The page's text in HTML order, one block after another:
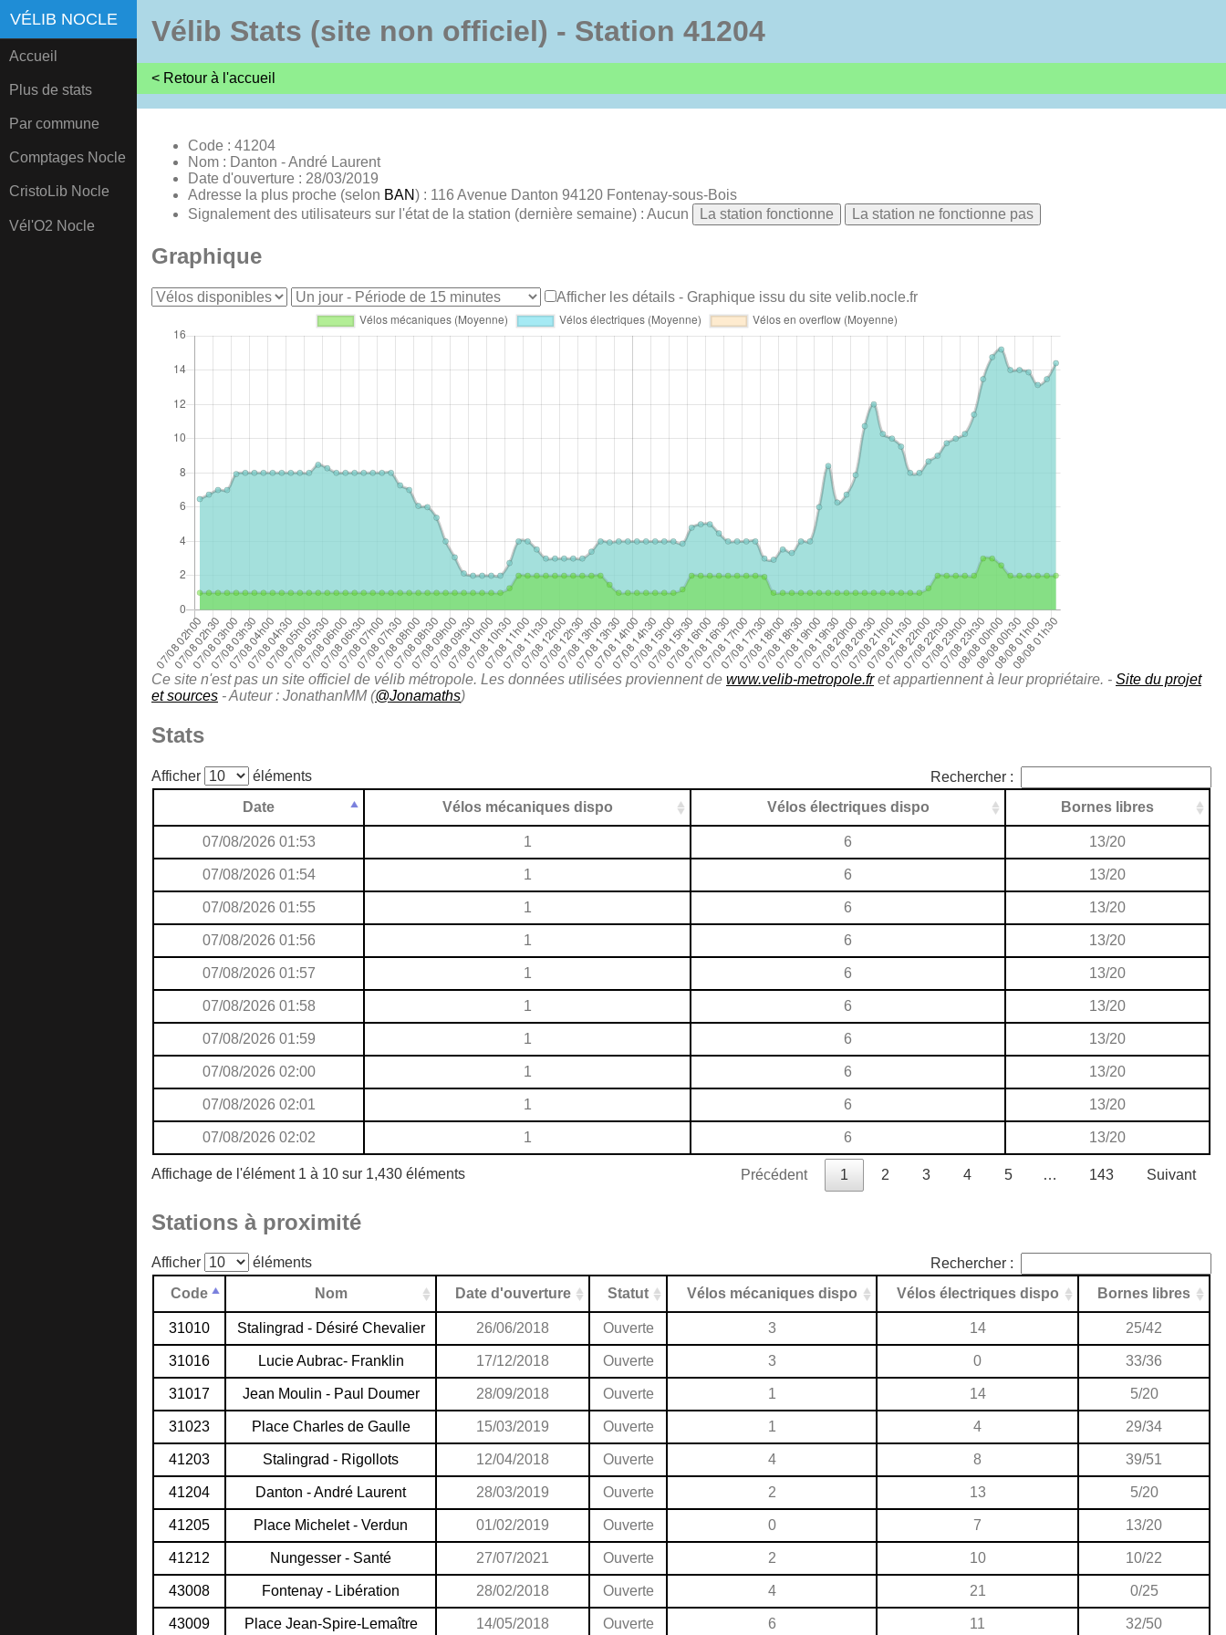
VÉLIB NOCLE
Accueil
Plus de stats
Par commune
Comptages Nocle
CristoLib Nocle
Vél'O2 Nocle
Vélib Stats (site non officiel) - Station 41204
< Retour à l'accueil
Code : 41204
Nom : Danton - André Laurent
Date d'ouverture : 28/03/2019
Adresse la plus proche (selon BAN) : 116 Avenue Danton 94120 Fontenay-sous-Bois
Signalement des utilisateurs sur l'état de la station (dernière semaine) : Aucun
La station fonctionne La station ne fonctionne pas
Graphique
Afficher les détails - Graphique issu du site velib.nocle.fr
Ce site n'est pas un site officiel de vélib métropole. Les données utilisées proviennent de www.velib-metropole.fret appartiennent à leur propriétaire. - Site du projet
et sources - Auteur : JonathanMM (@Jonamaths)
Stats
Afficher éléments
Rechercher :
Date
Vélos mécaniques dispo Vélos électriques dispo Bornes libres
07/08/2026 01:53 1 6 13/20
07/08/2026 01:54 1 6 13/20
07/08/2026 01:55 1 6 13/20
07/08/2026 01:56 1 6 13/20
07/08/2026 01:57 1 6 13/20
07/08/2026 01:58 1 6 13/20
07/08/2026 01:59 1 6 13/20
07/08/2026 02:00 1 6 13/20
07/08/2026 02:01 1 6 13/20
07/08/2026 02:02 1 6 13/20
Affichage de l'élément 1 à 10 sur 1,430 éléments Précédent 1 2 3 4 5 … 143 Suivant
Stations à proximité
Afficher éléments
Rechercher :
Code
Nom Date d'ouverture Statut Vélos mécaniques dispo Vélos électriques dispo Bornes libres
31010 Stalingrad - Désiré Chevalier 26/06/2018 Ouverte 3 14 25/42
31016 Lucie Aubrac- Franklin 17/12/2018 Ouverte 3 0 33/36
31017 Jean Moulin - Paul Doumer 28/09/2018 Ouverte 1 14 5/20
31023 Place Charles de Gaulle 15/03/2019 Ouverte 1 4 29/34
41203 Stalingrad - Rigollots 12/04/2018 Ouverte 4 8 39/51
41204 Danton - André Laurent 28/03/2019 Ouverte 2 13 5/20
41205 Place Michelet - Verdun 01/02/2019 Ouverte 0 7 13/20
41212 Nungesser - Santé 27/07/2021 Ouverte 2 10 10/22
43008 Fontenay - Libération 28/02/2018 Ouverte 4 21 0/25
43009 Place Jean-Spire-Lemaître 14/05/2018 Ouverte 6 11 32/50